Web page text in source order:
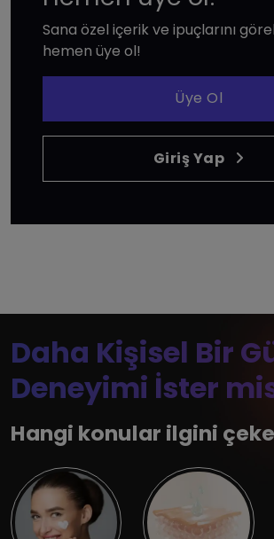
Sana özel içerik ve ipuçlarını
hemen üye ol!
Üye Ol
Giriş Yap
Daha Kişisel Bir
Deneyimi İster
Hangi konular ilgini